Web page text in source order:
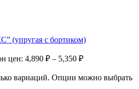
(упругая с бортиком)
цен: 4,890 ₽ – 5,350 ₽
вариаций. Опции можно выбрать